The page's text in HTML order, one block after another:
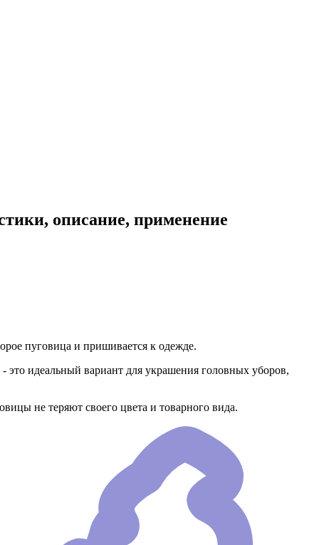
описание, применение
пуговица и пришивается к одежде.
идеальный вариант для украшения головных уборов,
не теряют своего цвета и товарного вида.